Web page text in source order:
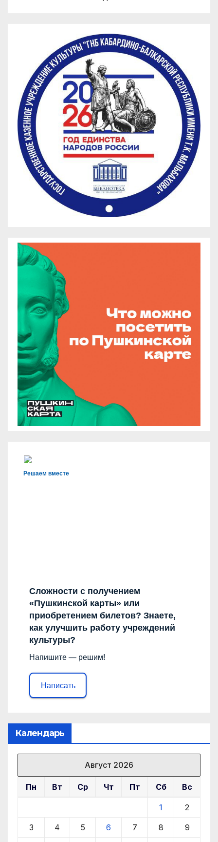
Решаем вместе
Сложности с получением
«Пушкинской карты» или
приобретением билетов? Знаете,
как улучшить работу учреждений
культуры?
Напишите — решим!
Написать
Календарь
Август 2026
Пн Вт Ср Чт Пт Сб Вс
1 2
3 4 5 6 7 8 9